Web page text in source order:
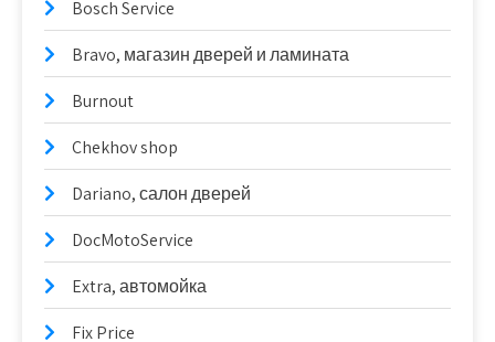
Bosch Service
Bravo, магазин дверей и ламината
Burnout
Chekhov shop
Dariano, салон дверей
DocMotoService
Extra, автомойка
Fix Price